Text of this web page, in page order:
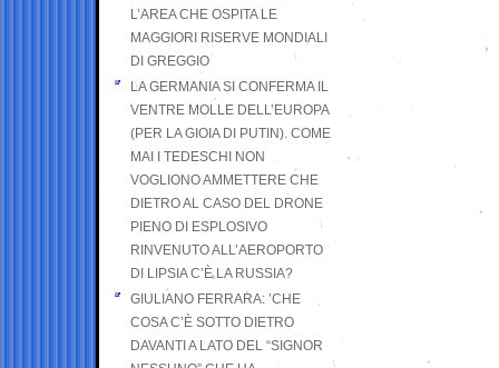
L’AREA CHE OSPITA LE
MAGGIORI RISERVE MONDIALI
DI GREGGIO
LA GERMANIA SI CONFERMA IL
VENTRE MOLLE DELL’EUROPA
(PER LA GIOIA DI PUTIN). COME
MAI I TEDESCHI NON
VOGLIONO AMMETTERE CHE
DIETRO AL CASO DEL DRONE
PIENO DI ESPLOSIVO
RINVENUTO ALL’AEROPORTO
DI LIPSIA C’È LA RUSSIA?
GIULIANO FERRARA: ’CHE
COSA C’È SOTTO DIETRO
DAVANTI A LATO DEL “SIGNOR